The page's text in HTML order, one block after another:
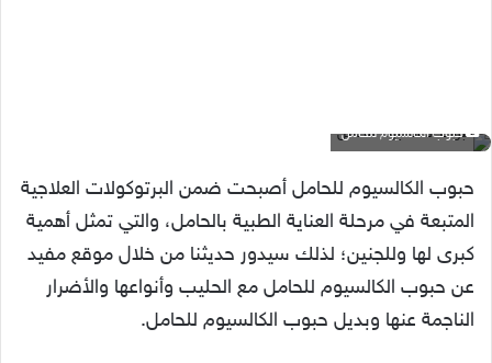
حبوب الكالسيوم للحامل
حبوب الكالسيوم للحامل أصبحت ضمن البرتوكولات العلاجية
المتبعة في مرحلة العناية الطبية بالحامل، والتي تمثل أهمية
كبرى لها وللجنين؛ لذلك سيدور حديثنا من خلال موقع مفيد
عن حبوب الكالسيوم للحامل مع الحليب وأنواعها والأضرار
الناجمة عنها وبديل حبوب الكالسيوم للحامل.